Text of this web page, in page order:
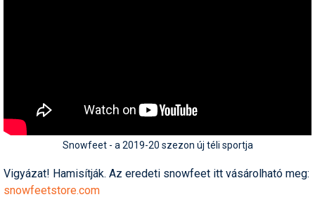
Rajzok
Síbérletárak
Síbörze
Sícipő
Snowfeet - a 2019-20 szezon új téli sportja
Vigyázat! Hamisítják. Az eredeti snowfeet itt vásárolható meg:
snowfeetstore.com